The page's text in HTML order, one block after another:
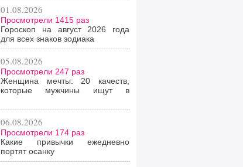
01.08.2026
Просмотрели 1415 раз
Гороскоп на август 2026 года
для всех знаков зодиака
05.08.2026
Просмотрели 247 раз
Женщина мечты: 20 качеств,
которые мужчины ищут в
06.08.2026
Просмотрели 174 раз
Какие привычки ежедневно
портят осанку